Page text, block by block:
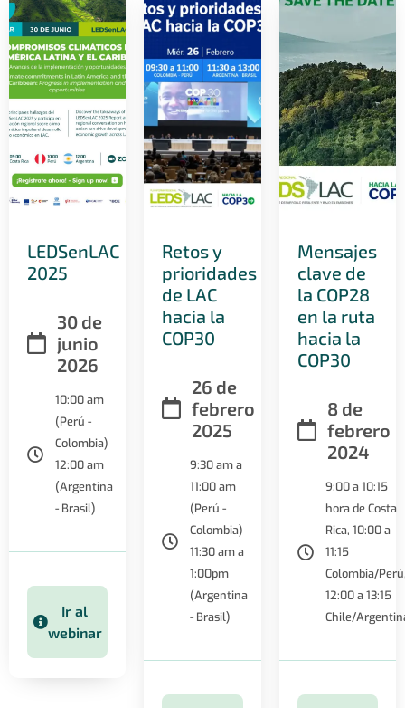
LEDSenLAC
2025
30 de
junio
2026
10:00 am
(Perú -
Colombia)
12:00 am
(Argentina
- Brasil)
Ir al
webinar
Retos y
prioridades
de LAC
hacia la
COP30
26 de
febrero
2025
9:30 am a
11:00 am
(Perú -
Colombia)
11:30 am a
1:00pm
(Argentina
- Brasil)
Mensajes
clave de
la COP28
en la ruta
hacia la
COP30
8 de
febrero
2024
9:00 a 10:15
hora de Costa
Rica, 10:00 a
11:15
Colombia/
12:00 a 13:15
Chile/